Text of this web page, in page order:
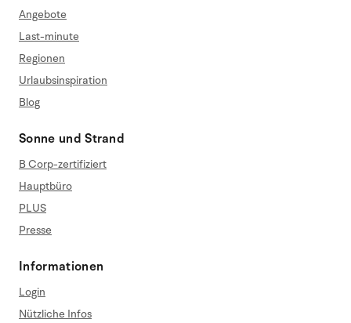
Angebote
Last-minute
Regionen
Urlaubsinspiration
Blog
Sonne und Strand
B Corp-zertifiziert
Hauptbüro
PLUS
Presse
Informationen
Login
Nützliche Infos